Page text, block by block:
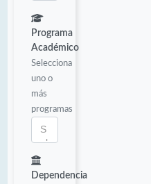
Programa
Académico
Selecciona
uno o
más
programas
Dependencia